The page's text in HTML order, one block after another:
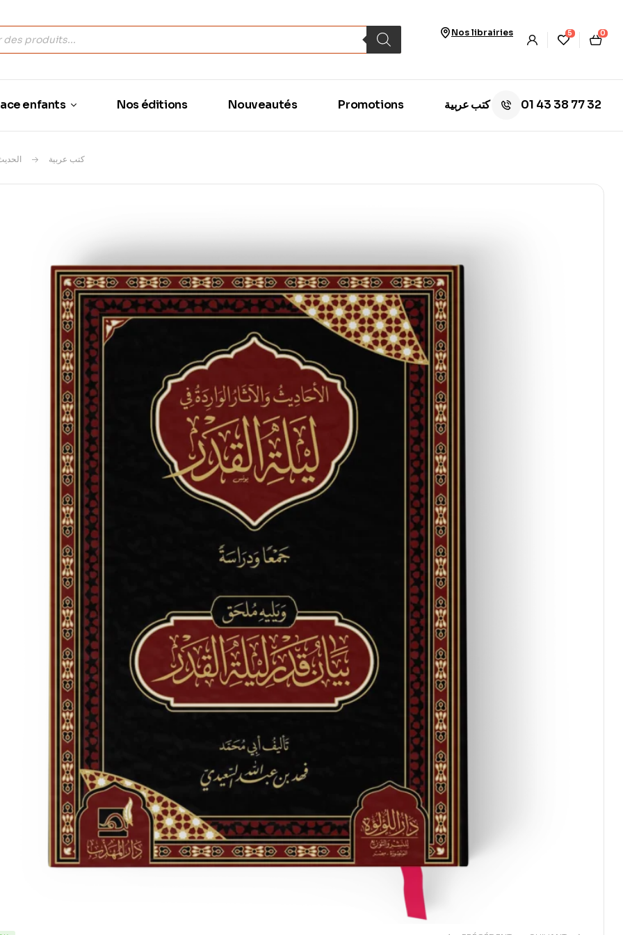
Nos librairies 5 0
enfants Nos éditions Nouveautés Promotions كتب عربية 01 43 38 77 32
كتب عربية